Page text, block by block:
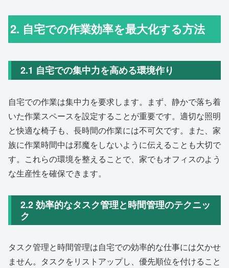
2. 自宅での作業効率を最大化する方法
2.1 自宅での集中力を高める環境作り
自宅での作業は集中力を要求します。まず、静かで落ち着
いた作業スペースを設定することが重要です。適切な照明
と快適な椅子も、長時間の作業には不可欠です。また、家
族に作業時間中は邪魔をしないように伝えることも大切で
す。これらの環境を整えることで、家でもオフィスのよう
な生産性を確保できます。
2.2 効率的なタスク管理と時間管理のテクニッ
ク
タスク管理と時間管理は自宅での効率的な仕事には欠かせ
ません。タスクをリストアップし、優先順位を付けること